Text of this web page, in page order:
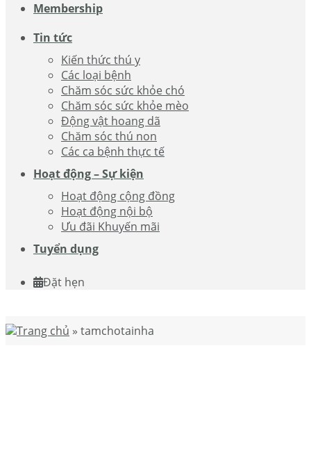
Membership
Tin tức
Kiến thức thú y
Các loại bệnh
Chăm sóc sức khỏe chó
Chăm sóc sức khỏe mèo
Động vật hoang dã
Chăm sóc thú non
Các ca bệnh thực tế
Hoạt động – Sự kiện
Hoạt động cộng đồng
Hoạt động nội bộ
Ưu đãi Khuyến mãi
Tuyển dụng
Đặt hẹn
Trang chủ » tamchotainha